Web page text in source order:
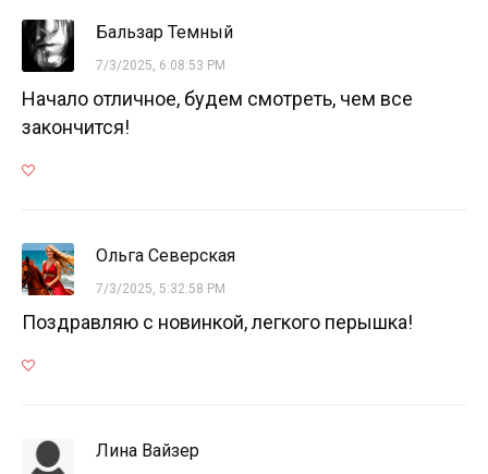
Бальзар Темный
7/3/2025, 6:08:53 PM
Начало отличное, будем смотреть, чем все
закончится!
Ольга Северская
7/3/2025, 5:32:58 PM
Поздравляю с новинкой, легкого перышка!
Лина Вайзер